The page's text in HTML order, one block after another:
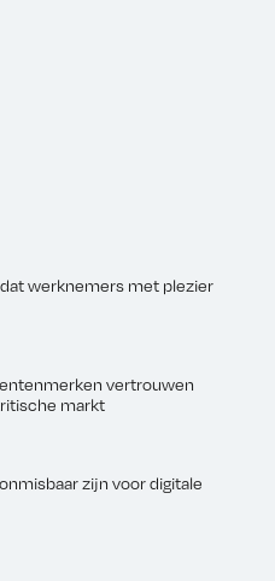
werknemers met plezier
vertrouwen
markt
zijn voor digitale